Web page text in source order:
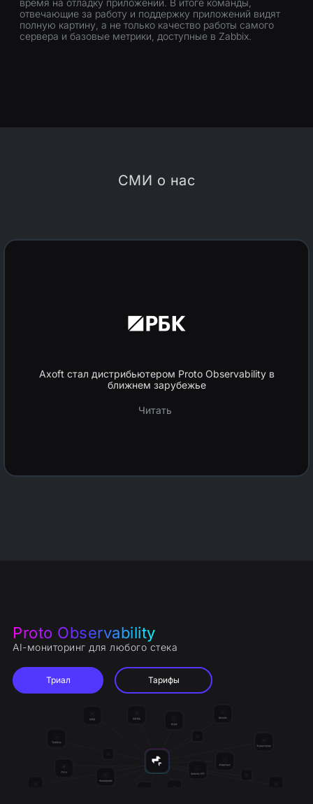
время на отладку приложений. В итоге команды,
отвечающие за работу и поддержку приложений видят
полную картину, а не только качество работы самого
сервера и базовые метрики, доступные в Zabbix.
СМИ о нас
Axoft стал дистрибьютером Proto Observability в
ближнем зарубежье
Читать
Proto Observability
AI-мониторинг для любого стека
Триал Тарифы